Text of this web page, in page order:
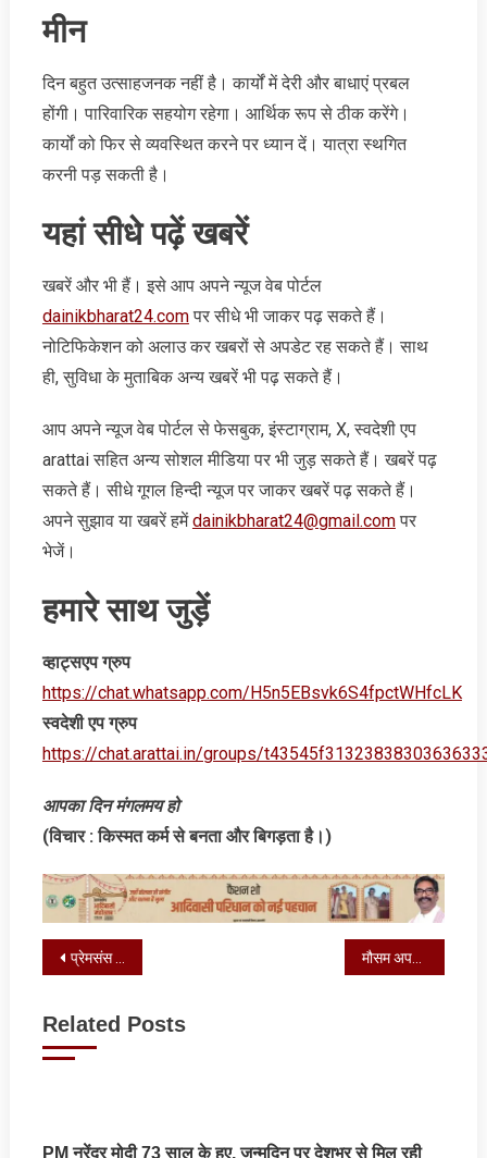
मीन
दिन बहुत उत्साहजनक नहीं है। कार्यों में देरी और बाधाएं प्रबल
होंगी। पारिवारिक सहयोग रहेगा। आर्थिक रूप से ठीक करेंगे।
कार्यों को फिर से व्यवस्थित करने पर ध्यान दें। यात्रा स्थगित
करनी पड़ सकती है।
यहां सीधे पढ़ें खबरें
खबरें और भी हैं। इसे आप अपने न्‍यूज वेब पोर्टल
dainikbharat24.comपर सीधे भी जाकर पढ़ सकते हैं।
नोटिफिकेशन को अलाउ कर खबरों से अपडेट रह सकते हैं। साथ
ही, सुविधा के मुताबिक अन्‍य खबरें भी पढ़ सकते हैं।
आप अपने न्‍यूज वेब पोर्टल से फेसबुक, इंस्‍टाग्राम, X, स्‍वदेशी एप
arattai सहित अन्‍य सोशल मीडिया पर भी जुड़ सकते हैं। खबरें पढ़
सकते हैं। सीधे गूगल हिन्‍दी न्‍यूज पर जाकर खबरें पढ़ सकते हैं।
अपने सुझाव या खबरें हमेंdainikbharat24@gmail.comपर
भेजें।
हमारे साथ जुड़ें
व्‍हाट्सएप ग्रुप
https://chat.whatsapp.com/H5n5EBsvk6S4fpctWHfcLK
स्‍वदेशी एप ग्रुप
https://chat.arattai.in/groups/
आपका दिन मंगलमय हो
(विचार : किस्‍मत कर्म से बनता और बिगड़ता है।)
Post
प्रेमसंस एरिना में नई विक्टोरिस एज का शुभारंभ मौसम अपडेट : इन राज्‍यों में भारी बारिश और आंधी-तूफान का अलर्ट
Related Posts
PM नरेंद्र मोदी 73 साल के हुए, जन्मदिन पर देशभर से मिल रही